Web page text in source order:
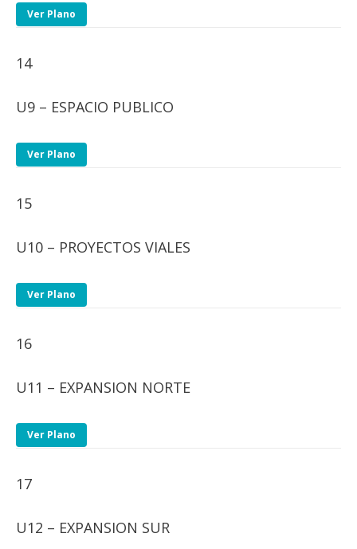
Ver Plano
14
U9 – ESPACIO PUBLICO
Ver Plano
15
U10 – PROYECTOS VIALES
Ver Plano
16
U11 – EXPANSION NORTE
Ver Plano
17
U12 – EXPANSION SUR